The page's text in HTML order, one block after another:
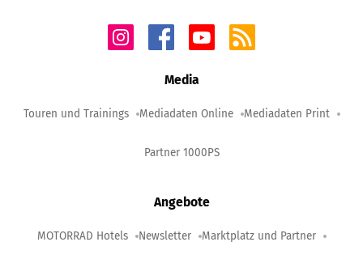
Media
Touren und Trainings Mediadaten Online Mediadaten Print
Partner 1000PS
Angebote
MOTORRAD Hotels Newsletter Marktplatz und Partner